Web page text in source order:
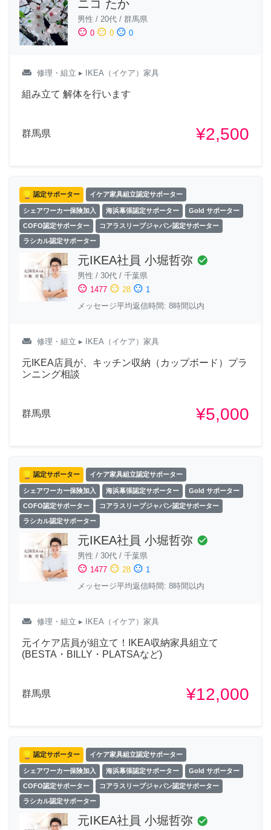
ニコ たか
男性 / 20代 / 群馬県
sentiment_satisfied 0 sentiment_neutral 0 sentiment_dissatisfied 0
weekend 修理・組立 ▸ IKEA（イケア）家具
組み立て 解体を行います
群馬県 ¥2,500
認定サポーター イケア家具組立認定サポーター
シェアワーカー保険加入 海浜幕張認定サポーター Gold サポーター
COFO認定サポーター コアラスリープジャパン認定サポーター
ラシカル認定サポーター
元IKEA社員 小堀哲弥 check_circle
男性 / 30代 / 千葉県
sentiment_satisfied 1477 sentiment_neutral 28 sentiment_dissatisfied 1
メッセージ平均返信時間: 8時間以内
weekend 修理・組立 ▸ IKEA（イケア）家具
元IKEA店員が、キッチン収納（カップボード）プラ
ンニング相談
群馬県 ¥5,000
認定サポーター イケア家具組立認定サポーター
シェアワーカー保険加入 海浜幕張認定サポーター Gold サポーター
COFO認定サポーター コアラスリープジャパン認定サポーター
ラシカル認定サポーター
元IKEA社員 小堀哲弥 check_circle
男性 / 30代 / 千葉県
sentiment_satisfied 1477 sentiment_neutral 28 sentiment_dissatisfied 1
メッセージ平均返信時間: 8時間以内
weekend 修理・組立 ▸ IKEA（イケア）家具
元イケア店員が組立て！IKEA収納家具組立て
(BESTA・BILLY・PLATSAなど)
群馬県 ¥12,000
認定サポーター イケア家具組立認定サポーター
シェアワーカー保険加入 海浜幕張認定サポーター Gold サポーター
COFO認定サポーター コアラスリープジャパン認定サポーター
ラシカル認定サポーター
元IKEA社員 小堀哲弥 check_circle